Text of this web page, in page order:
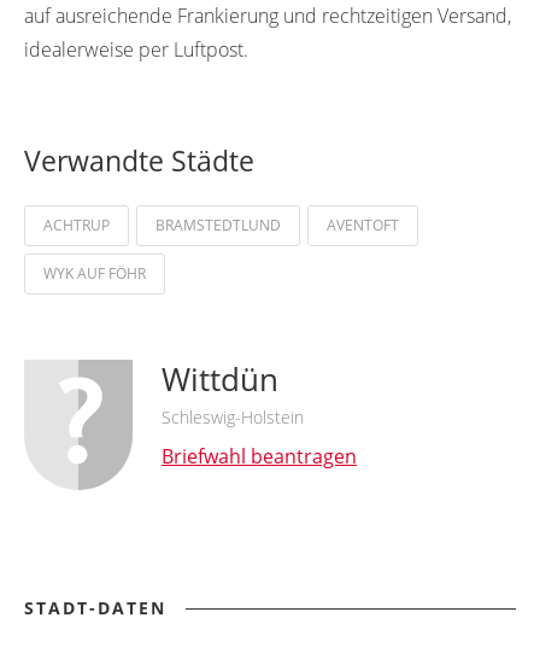
auf ausreichende Frankierung und rechtzeitigen Versand,
idealerweise per Luftpost.
Verwandte Städte
ACHTRUP BRAMSTEDTLUND AVENTOFT
WYK AUF FÖHR
Wittdün
Schleswig-Holstein
Briefwahl beantragen
STADT-DATEN